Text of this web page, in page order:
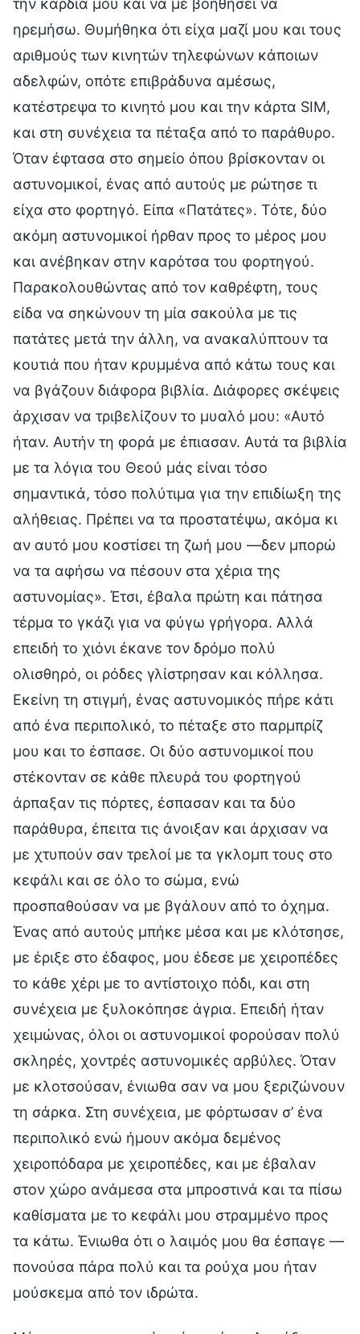
ηρεμήσω. Θυμήθηκα ότι είχα μαζί μου και τους
αριθμούς των κινητών τηλεφώνων κάποιων
αδελφών, οπότε επιβράδυνα αμέσως,
κατέστρεψα το κινητό μου και την κάρτα SIM,
και στη συνέχεια τα πέταξα από το παράθυρο.
Όταν έφτασα στο σημείο όπου βρίσκονταν οι
αστυνομικοί, ένας από αυτούς με ρώτησε τι
είχα στο φορτηγό. Είπα «Πατάτες». Τότε, δύο
ακόμη αστυνομικοί ήρθαν προς το μέρος μου
και ανέβηκαν στην καρότσα του φορτηγού.
Παρακολουθώντας από τον καθρέφτη, τους
είδα να σηκώνουν τη μία σακούλα με τις
πατάτες μετά την άλλη, να ανακαλύπτουν τα
κουτιά που ήταν κρυμμένα από κάτω τους και
να βγάζουν διάφορα βιβλία. Διάφορες σκέψεις
άρχισαν να τριβελίζουν το μυαλό μου: «Αυτό
ήταν. Αυτήν τη φορά με έπιασαν. Αυτά τα βιβλία
με τα λόγια του Θεού μάς είναι τόσο
σημαντικά, τόσο πολύτιμα για την επιδίωξη της
αλήθειας. Πρέπει να τα προστατέψω, ακόμα κι
αν αυτό μου κοστίσει τη ζωή μου —δεν μπορώ
να τα αφήσω να πέσουν στα χέρια της
αστυνομίας». Έτσι, έβαλα πρώτη και πάτησα
τέρμα το γκάζι για να φύγω γρήγορα. Αλλά
επειδή το χιόνι έκανε τον δρόμο πολύ
ολισθηρό, οι ρόδες γλίστρησαν και κόλλησα.
Εκείνη τη στιγμή, ένας αστυνομικός πήρε κάτι
από ένα περιπολικό, το πέταξε στο παρμπρίζ
μου και το έσπασε. Οι δύο αστυνομικοί που
στέκονταν σε κάθε πλευρά του φορτηγού
άρπαξαν τις πόρτες, έσπασαν και τα δύο
παράθυρα, έπειτα τις άνοιξαν και άρχισαν να
με χτυπούν σαν τρελοί με τα γκλομπ τους στο
κεφάλι και σε όλο το σώμα, ενώ
προσπαθούσαν να με βγάλουν από το όχημα.
Ένας από αυτούς μπήκε μέσα και με κλότσησε,
με έριξε στο έδαφος, μου έδεσε με χειροπέδες
το κάθε χέρι με το αντίστοιχο πόδι, και στη
συνέχεια με ξυλοκόπησε άγρια. Επειδή ήταν
χειμώνας, όλοι οι αστυνομικοί φορούσαν πολύ
σκληρές, χοντρές αστυνομικές αρβύλες. Όταν
με κλοτσούσαν, ένιωθα σαν να μου ξεριζώνουν
τη σάρκα. Στη συνέχεια, με φόρτωσαν σ’ ένα
περιπολικό ενώ ήμουν ακόμα δεμένος
χειροπόδαρα με χειροπέδες, και με έβαλαν
στον χώρο ανάμεσα στα μπροστινά και τα πίσω
καθίσματα με το κεφάλι μου στραμμένο προς
τα κάτω. Ένιωθα ότι ο λαιμός μου θα έσπαγε —
πονούσα πάρα πολύ και τα ρούχα μου ήταν
μούσκεμα από τον ιδρώτα.